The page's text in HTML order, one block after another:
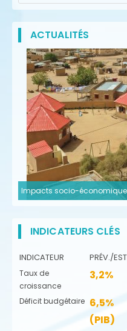
ACTUALITÉS
Impacts socio-
INDICATEURS CLÉS
INDICATEUR PRÉV./
Taux de
croissance
3,2%
Déficit budgétaire 6,5%
(PIB)